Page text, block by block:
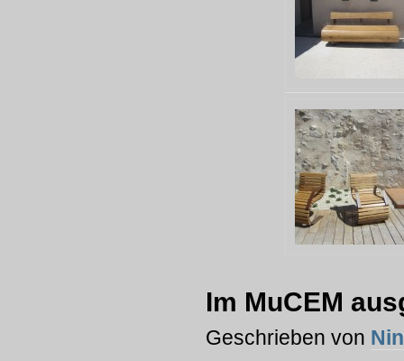
Im MuCEM
Geschrieben von